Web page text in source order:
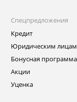
Спецпредложения
Кредит
Юридическим лицам
Бонусная программа
Акции
Уценка